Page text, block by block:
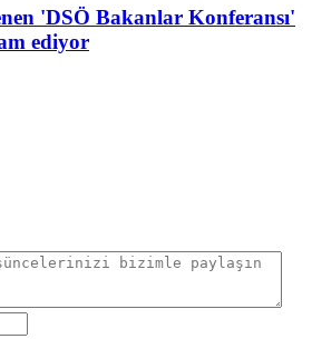
'DSÖ Bakanlar Konferansı'
ediyor